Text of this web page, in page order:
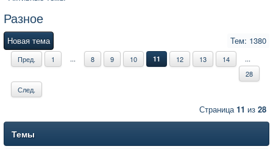
Разное
Новая тема Тем: 1380
Пред. 1 ... 8 9 10 11 12 13 14
...
28
След.
Страница11 из 28
Темы